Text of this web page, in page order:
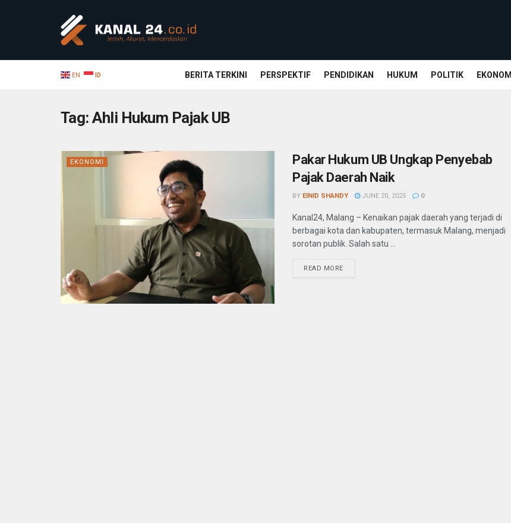
EN ID BERITA TERKINI PERSPEKTIF PENDIDIKAN HUKUM POLITIK EKONOMI
Tag:Ahli Hukum Pajak UB
EKONOMI
Pakar Hukum UB Ungkap Penyebab
Pajak Daerah Naik
BY EINID SHANDY JUNE 20, 2025 0
Kanal24, Malang – Kenaikan pajak daerah yang terjadi di
berbagai kota dan kabupaten, termasuk Malang, menjadi
sorotan publik. Salah satu ...
READ MORE